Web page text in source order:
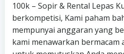
100k – Sopir & Rental Lepas
berkompetisi, Kami paham
mempunyai anggaran yang
kami menawarkan